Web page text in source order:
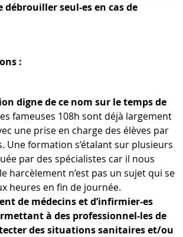
débrouiller seul-es en cas de
:
digne de ce nom sur le temps de
fameuses 108h sont déjà largement
une prise en charge des élèves par
Une formation s’étalant sur plusieurs
par des spécialistes car il nous
harcèlement n’est pas un sujet qui se
heures en fin de journée.
de médecins et d’infirmier-es
à des professionnel-les de
des situations sanitaires et/ou